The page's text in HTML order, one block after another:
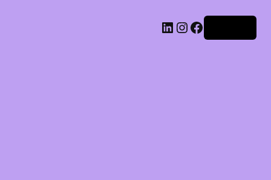
LinkedIn
Instagram
Facebook